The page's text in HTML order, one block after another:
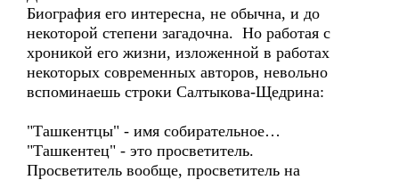
Биография его интересна, не обычна, и до
некоторой степени загадочна. Но работая с
хроникой его жизни, изложенной в работах
некоторых современных авторов, невольно
вспоминаешь строки Салтыкова-Щедрина:
"Ташкентцы" - имя собирательное…
"Ташкентец" - это просветитель.
Просветитель вообще, просветитель на